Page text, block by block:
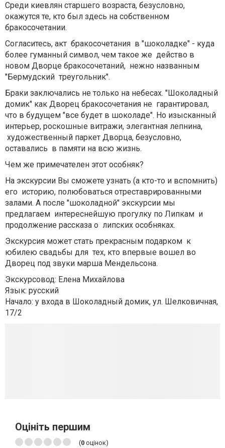
Среди киевлян старшего возраста, безусловно,
окажутся те, кто был здесь на собственном
бракосочетании.
Согласитесь, акт бракосочетания в "шоколадке" - куда
более гуманный символ, чем такое же действо в
новом Дворце бракосочетаний, нежно названным
"Бермудский треугольник".
Браки заключались не только на небесах. "Шоколадный
домик" как Дворец бракосочетания не гарантировал,
что в будущем "все будет в шоколаде". Но изысканный
интерьер, роскошные витражи, элегантная лепнина,
художественный паркет Дворца, безусловно,
оставались в памяти на всю жизнь.
Чем же примечателен этот особняк?
На экскурсии Вы сможете узнать (а кто-то и вспомнить)
его историю, полюбоваться отреставрированными
залами. А после "шоколадной" экскурсии мы
предлагаем интереснейшую прогулку по Липкам и
продолжение расcказа о липских особняках.
Экскурсия может стать прекрасным подарком к
юбилею свадьбы для тех, кто впервые вошел во
Дворец под звуки марша Мендельсона.
Экскурсовод: Елена Михайлова
Язык: русский
Начало: у входа в Шоколадный домик, ул. Шелковичная,
17/2
Оцініть першим
(0 оцінок)